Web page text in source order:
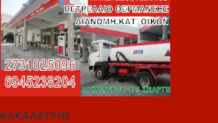
ΚΑΚΑΛΕΤΡΗΣ